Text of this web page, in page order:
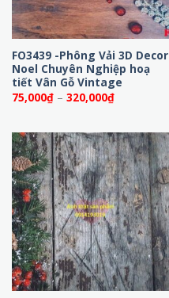
FO3439 -Phông Vải 3D Decor
Noel Chuyên Nghiệp hoạ
tiết Vân Gỗ Vintage
75,000₫ – 320,000₫Khoảng
giá:
đến
320,000₫